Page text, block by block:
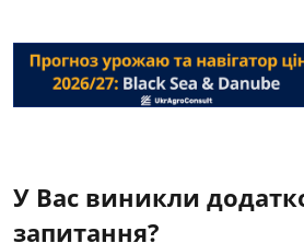
У Вас виникли
запитання?